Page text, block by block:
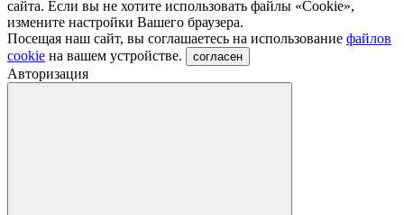
сайта. Если вы не хотите использовать файлы «Сookie»,
измените настройки Вашего браузера.
Посещая наш сайт, вы соглашаетесь на использование файлов
cookie на вашем устройстве. согласен
Авторизация